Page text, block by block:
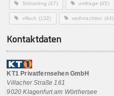
Streaming (47) umfrage (45)
villach (132) weihnachten (44)
Kontaktdaten
KT1 Privatfernsehen GmbH
Villacher Straße 161
9020 Klagenfurt am Wörthersee